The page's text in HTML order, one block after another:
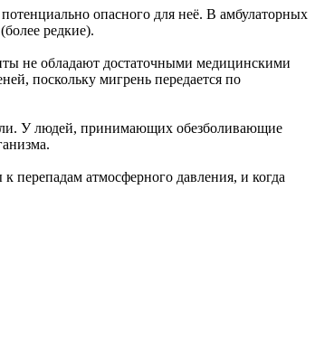
опасного для неё. В амбулаторных
редкие).
не обладают достаточными медицинскими
поскольку мигрень передается по
У людей, принимающих обезболивающие
атмосферного давления, и когда